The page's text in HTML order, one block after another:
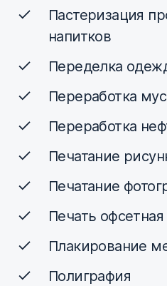
Пастеризация
напитков
Переделка
Переработка
Переработка
Печатание
Печатание
Печать офсетная
Плакирование
Полиграфия